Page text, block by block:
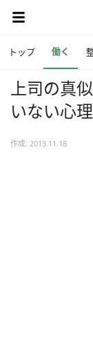
トップ 働く
上司の真
いない心
作成: 2013.11.18